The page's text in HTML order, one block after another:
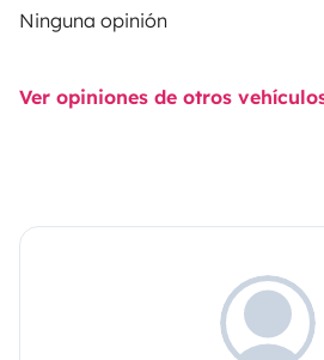
Ninguna opinión
Ver opiniones de otros